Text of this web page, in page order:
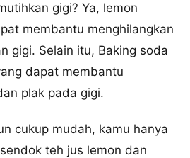
gigi? Ya, lemon
membantu menghilangkan
gigi. Selain itu, Baking soda
dapat membantu
plak pada gigi.
cukup mudah, kamu hanya
teh jus lemon dan